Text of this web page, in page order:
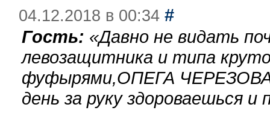
04.12.2018 в 00:34 #
Гость: «Давно не видать
левозащитника и типа
фуфырями,ОПЕГА
день за руку здороваешься